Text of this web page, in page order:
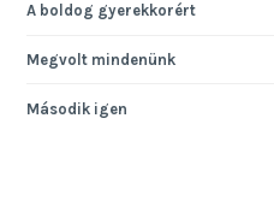
A boldog gyerekkorért
Megvolt mindenünk
Második igen